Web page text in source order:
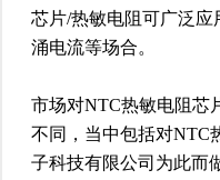
芯片/热敏电阻可广泛
涌电流等场合。
市场对NTC热敏电阻芯
不同，当中包括对NTC
子科技有限公司为此而